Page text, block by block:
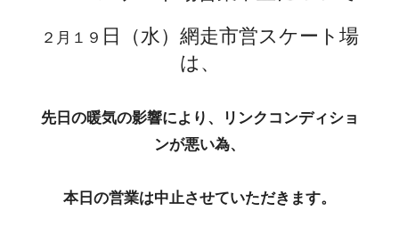
２月１９ 日（水）網走市営スケート場
は、
先日の暖気の影響により、リンクコンディショ
ンが悪い為、
本日の営業は中止させていただきます。